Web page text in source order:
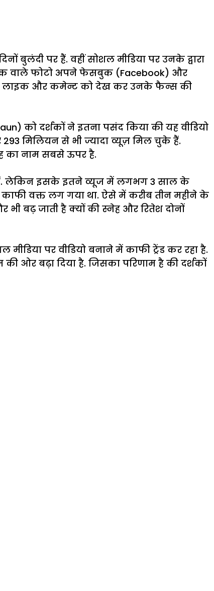
बुलंदी पर हैं. वहीं सोशल मीडिया पर उनके द्वारा
वाले फोटो अपने फेसबुक (Facebook) और
लाइक और कमेन्ट को देख कर उनके फैन्स की
को दर्शकों ने इतना पसंद किया की यह वीडियो
मिलियन से भी ज्यादा व्यूज़ मिल चुके हैं.
का नाम सबसे ऊपर है.
हैं. लेकिन इसके इतने व्यूज में लगभग 3 साल के
काफी वक्त लग गया था. ऐसे में करीब तीन महीने के
भी बढ़ जाती है क्यों की स्नेह और रितेश दोनों
पर वीडियो बनाने में काफी ट्रेंड कर रहा है.
ओर बढ़ा दिया है. जिसका परिणाम है की दर्शकों